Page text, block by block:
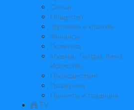
Семья
Общество
Здоровье и красота
Финансы
Политика
Музыка, Театры, Кино,
Искусство
Происшествия
Праздники
Приметы и традиции
TV